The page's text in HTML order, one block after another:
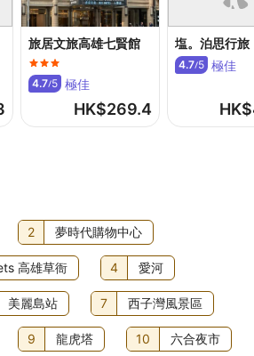
TWD300 (大約金額)
外收費。上述收費及按金不包括稅項，
變動。
09:00 供應外賣早餐，費用另計。
旅居文旅高雄七賢館
4.7/5 極佳
HK$269.4
塩。泊思行旅
4.7/5 極佳
HK$
2 夢時代購物中心
高雄草衙 4 愛河
美麗島站 7 西子灣風景區
9 龍虎塔 10 六合夜市